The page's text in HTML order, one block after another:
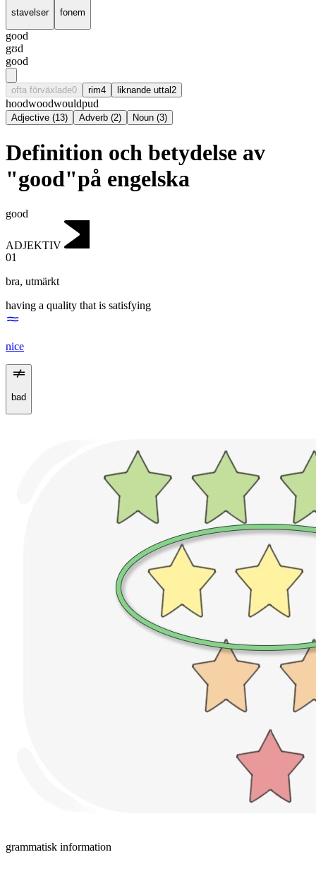
stavelser fonem
good
gʊd
good
ofta förväxlade0 rim4 liknande uttal2
hoodwoodwouldpud
Adjective (13) Adverb (2) Noun (3)
Definition och betydelse av
"good"på engelska
good
ADJEKTIV
01
bra, utmärkt
having a quality that is satisfying
nice
bad
grammatisk information